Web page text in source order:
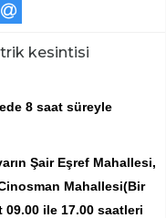
kesintisi
8 saat süreyle
Şair Eşref Mahallesi,
Mahallesi(Bir
ile 17.00 saatleri